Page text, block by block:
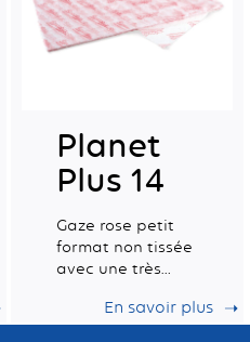
Planet
Plus 14
Gaze rose petit
format non tissée
avec une très
de rétention de la
En savoir plus